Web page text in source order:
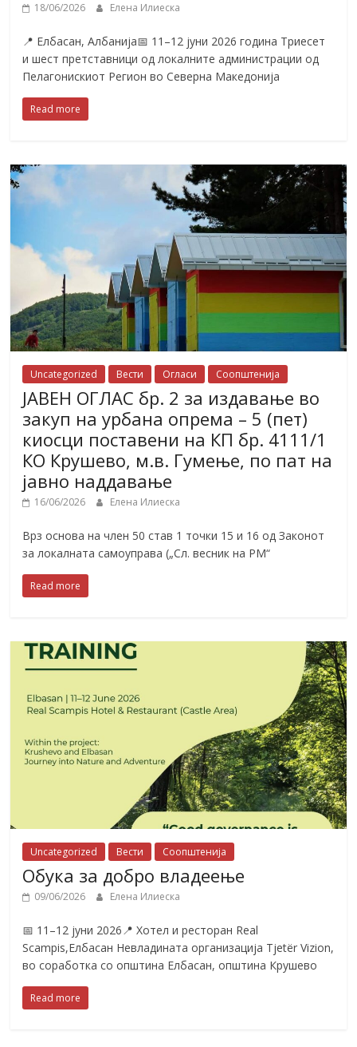
18/06/2026 Елена Илиеска
📍 Елбасан, Албанија📅 11–12 јуни 2026 година Триесет
и шест претставници од локалните администрации од
Пелагонискиот Регион во Северна Македонија
Read more
Uncategorized Вести Огласи Соопштенија
ЈАВЕН ОГЛАС бр. 2 за издавање во
закуп на урбана опрема – 5 (пет)
киосци поставени на КП бр. 4111/1
КО Крушево, м.в. Гумење, по пат на
јавно наддавање
16/06/2026 Елена Илиеска
Врз основа на член 50 став 1 точки 15 и 16 од Законот
за локалната самоуправа („Сл. весник на РМ“
Read more
Uncategorized Вести Соопштенија
Обука за добро владеење
09/06/2026 Елена Илиеска
📅 11–12 јуни 2026📍 Хотел и ресторан Real
Scampis,Елбасан Невладината организација Tjetër Vizion,
во соработка со општина Елбасан, општина Крушево
Read more